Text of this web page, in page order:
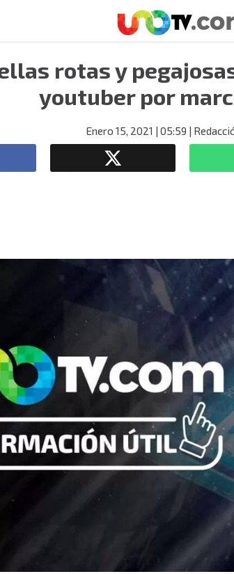
rotas y
youtuber por
Enero 15, 2021 | 05:59 |